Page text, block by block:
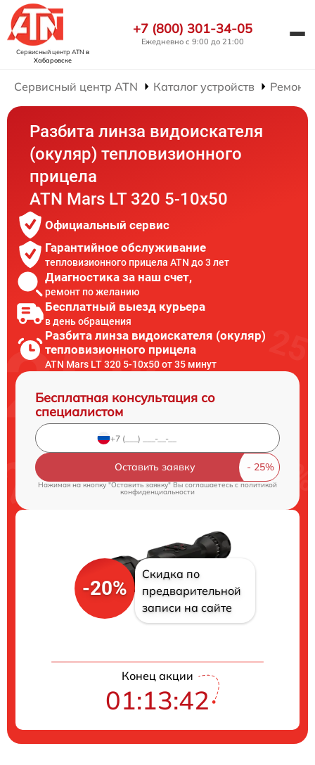
Сервисный центр ATN в
Хабаровске
+7 (800) 301-34-05
Ежедневно с 9:00 до 21:00
Сервисный центр ATN Каталог устройств Ремонт
Разбита линза видоискателя
(окуляр) тепловизионного
прицела
ATN Mars LT 320 5-10x50
Официальный сервис
Гарантийное обслуживание
тепловизионного прицела ATN до 3 лет
Диагностика за наш счет,
ремонт по желанию
Бесплатный выезд курьера
в день обращения
Разбита линза видоискателя (окуляр)
тепловизионного прицела
ATN Mars LT 320 5-10x50 от 35 минут
Бесплатная консультация со
специалистом
Оставить заявку
Нажимая на кнопку "Оставить заявку" Вы соглашаетесь cполитикой
конфиденциальности
-20%
Скидка по
предварительной
записи на сайте
Конец акции
01:13:41